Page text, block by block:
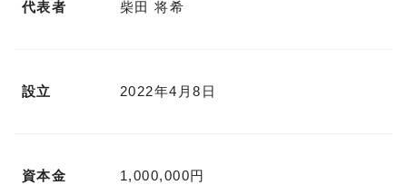
代表者 柴田 将希
設立 2022年4月8日
資本金 1,000,000円